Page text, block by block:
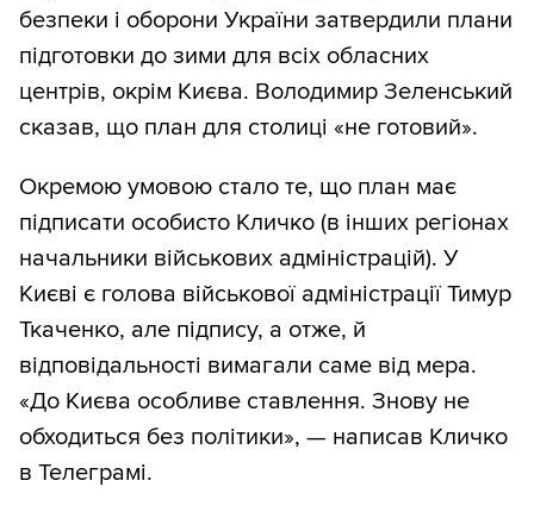
безпеки і оборони України затвердили плани
підготовки до зими для всіх обласних
центрів, окрім Києва. Володимир Зеленський
сказав, що план для столиці «не готовий».
Окремою умовою стало те, що план має
підписати особисто Кличко (в інших регіонах
начальники військових адміністрацій). У
Києві є голова військової адміністрації Тимур
Ткаченко, але підпису, а отже, й
відповідальності вимагали саме від мера.
«До Києва особливе ставлення. Знову не
обходиться без політики», — написав Кличко
в Телеграмі.